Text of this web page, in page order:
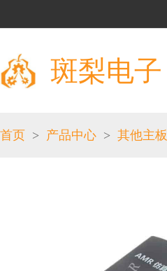
斑梨电子
首页 > 产品中心 > 其他主板